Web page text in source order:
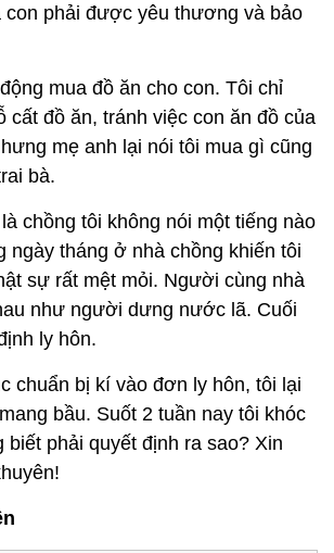
con phải được yêu thương và bảo
mua đồ ăn cho con. Tôi chỉ
cất đồ ăn, tránh việc con ăn đồ của
mẹ anh lại nói tôi mua gì cũng
bà.
chồng tôi không nói một tiếng nào
ngày tháng ở nhà chồng khiến tôi
sự rất mệt mỏi. Người cùng nhà
như người dưng nước lã. Cuối
ly hôn.
chuẩn bị kí vào đơn ly hôn, tôi lại
bầu. Suốt 2 tuần nay tôi khóc
biết phải quyết định ra sao? Xin